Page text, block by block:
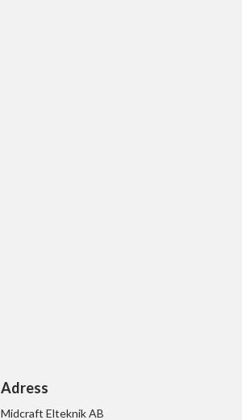
Adress
Midcraft Elteknik AB